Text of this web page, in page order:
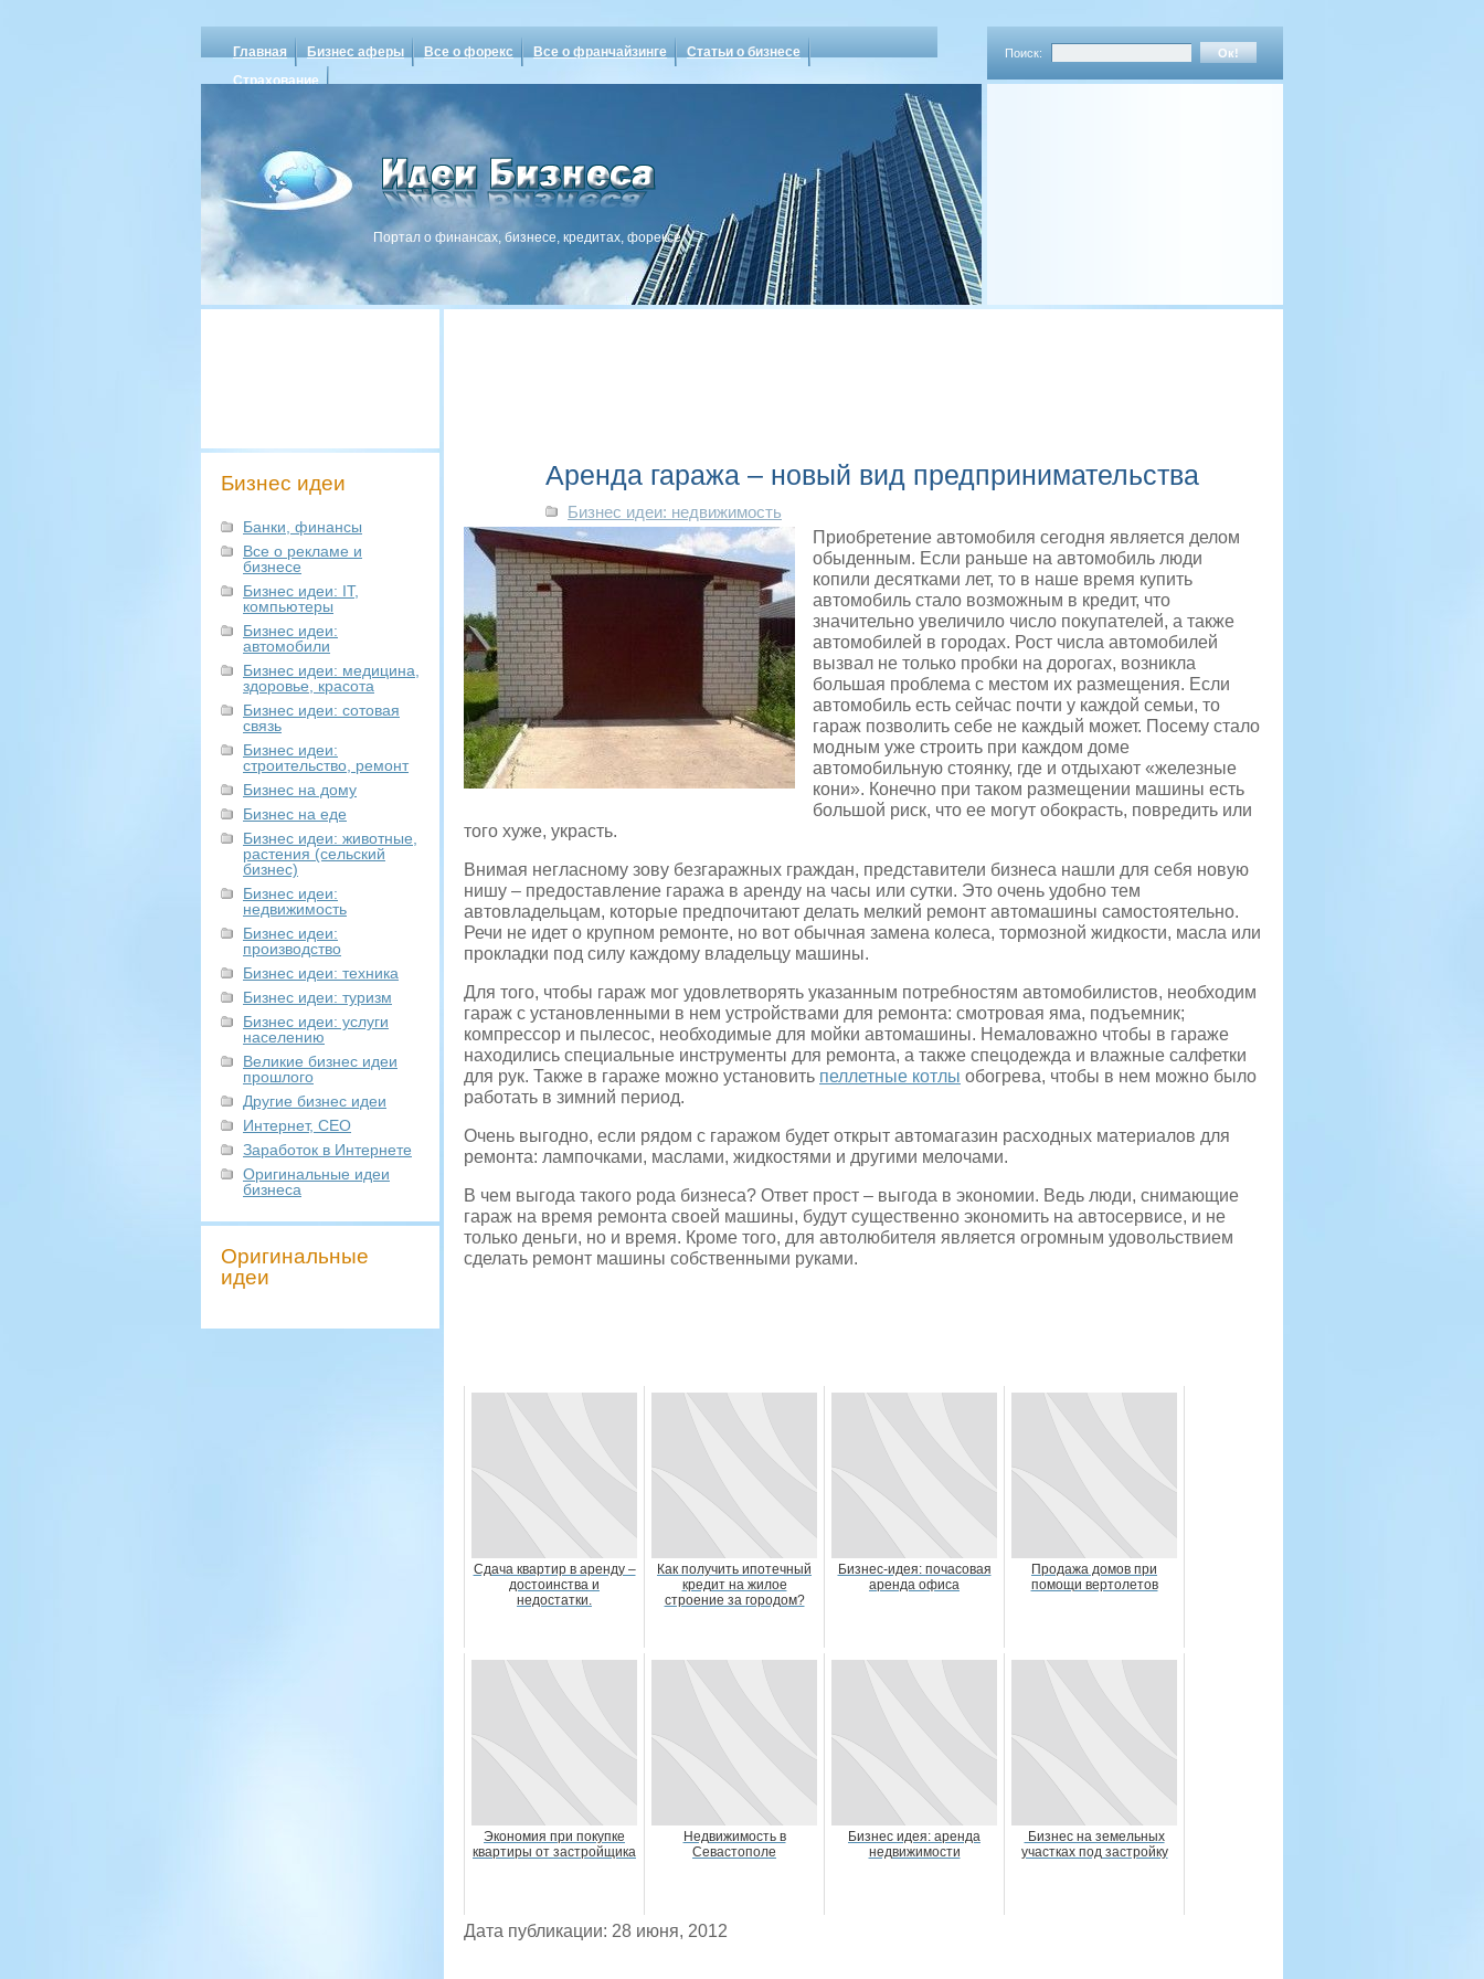
Главная Бизнес аферы Все о форекс Все о франчайзинге
Статьи о бизнесе
Страхование
Поиск:
Портал о финансах, бизнесе, кредитах, форексе
Бизнес идеи
Банки, финансы
Все о рекламе и
бизнесе
Бизнес идеи: IT,
компьютеры
Бизнес идеи:
автомобили
Бизнес идеи: медицина,
здоровье, красота
Бизнес идеи: сотовая
связь
Бизнес идеи:
строительство, ремонт
Бизнес на дому
Бизнес на еде
Бизнес идеи: животные,
растения (сельский
бизнес)
Бизнес идеи:
недвижимость
Бизнес идеи:
производство
Бизнес идеи: техника
Бизнес идеи: туризм
Бизнес идеи: услуги
населению
Великие бизнес идеи
прошлого
Другие бизнес идеи
Интернет, СЕО
Заработок в Интернете
Оригинальные идеи
бизнеса
Оригинальные
идеи
Аренда гаража – новый вид предпринимательства
Бизнес идеи: недвижимость
Приобретение автомобиля сегодня является делом
обыденным. Если раньше на автомобиль люди
копили десятками лет, то в наше время купить
автомобиль стало возможным в кредит, что
значительно увеличило число покупателей, а также
автомобилей в городах. Рост числа автомобилей
вызвал не только пробки на дорогах, возникла
большая проблема с местом их размещения. Если
автомобиль есть сейчас почти у каждой семьи, то
гараж позволить себе не каждый может. Посему стало
модным уже строить при каждом доме
автомобильную стоянку, где и отдыхают «железные
кони». Конечно при таком размещении машины есть
большой риск, что ее могут обокрасть, повредить или
того хуже, украсть.
Внимая негласному зову безгаражных граждан, представители бизнеса нашли для себя новую
нишу – предоставление гаража в аренду на часы или сутки. Это очень удобно тем
автовладельцам, которые предпочитают делать мелкий ремонт автомашины самостоятельно.
Речи не идет о крупном ремонте, но вот обычная замена колеса, тормозной жидкости, масла или
прокладки под силу каждому владельцу машины.
Для того, чтобы гараж мог удовлетворять указанным потребностям автомобилистов, необходим
гараж с установленными в нем устройствами для ремонта: смотровая яма, подъемник;
компрессор и пылесос, необходимые для мойки автомашины. Немаловажно чтобы в гараже
находились специальные инструменты для ремонта, а также спецодежда и влажные салфетки
для рук. Также в гараже можно установить пеллетные котлы обогрева, чтобы в нем можно было
работать в зимний период.
Очень выгодно, если рядом с гаражом будет открыт автомагазин расходных материалов для
ремонта: лампочками, маслами, жидкостями и другими мелочами.
В чем выгода такого рода бизнеса? Ответ прост – выгода в экономии. Ведь люди, снимающие
гараж на время ремонта своей машины, будут существенно экономить на автосервисе, и не
только деньги, но и время. Кроме того, для автолюбителя является огромным удовольствием
сделать ремонт машины собственными руками.
Сдача квартир в аренду –
достоинства и
недостатки.
Как получить ипотечный
кредит на жилое
строение за городом?
Бизнес-идея: почасовая
аренда офиса
Продажа домов при
помощи вертолетов
Экономия при покупке
квартиры от застройщика
Недвижимость в
Севастополе
Бизнес идея: аренда
недвижимости
Бизнес на земельных
участках под застройку
Дата публикации: 28 июня, 2012